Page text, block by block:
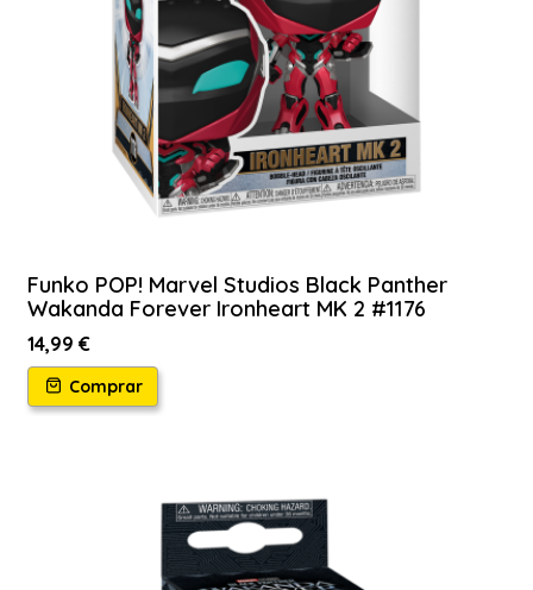
Funko POP! Marvel Studios Black Panther
Wakanda Forever Ironheart MK 2 #1176
14,99 €
Comprar